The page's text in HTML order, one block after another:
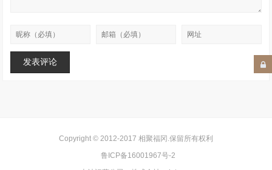
Copyright © 2012-2017 相聚福冈 .保留所有权利
鲁ICP备16001967号-2